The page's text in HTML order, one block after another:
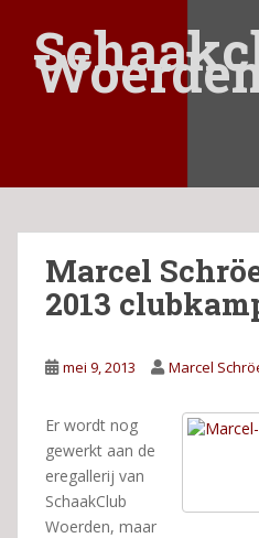
a
Marcel
2013
mei 9, 2013 Marcel
Er wordt nog
gewerkt aan de
eregallerij van
SchaakClub
Woerden, maar